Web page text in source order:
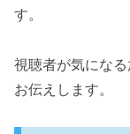
す。
視聴者が気にな
お伝えします。